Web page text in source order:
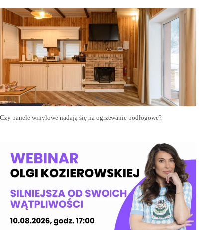
Czy panele winylowe nadają się na ogrzewanie podłogowe?